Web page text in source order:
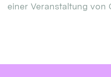
einer Veranstaltung von